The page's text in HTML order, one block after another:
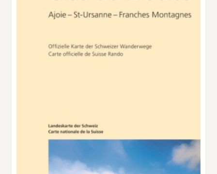
einem gelben Wegweiser versichern zu lassen,
dass man auf dem richtigen Weg ist. Einige
willkommenes Lebenszeichen. Der Dunst ist
zweigt ein gewundener Pfad rechtwinklig
Richtung Montfaucon ab. Hier lässt sich der
Landschaft geniessen, die sich im sanften
Oktoberlicht hinter einem Trüppchen